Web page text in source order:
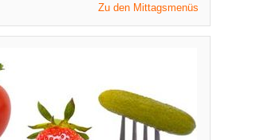
Zu den Mittagsmenüs